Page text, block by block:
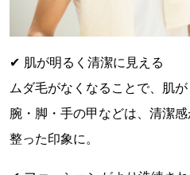
✔ 肌が明るく清潔に見える
ムダ毛がなくなることで、肌
腕・脚・手の甲などは、清潔
整った印象に。